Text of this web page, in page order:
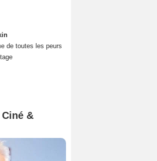
de toutes les peurs
&